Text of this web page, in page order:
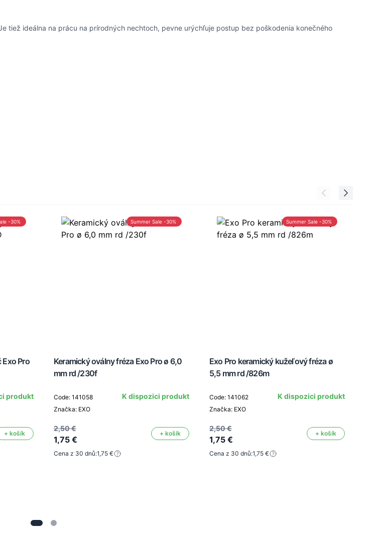
tiež ideálna na prácu na prírodných nechtoch, pevne urýchľuje postup bez poškodenia konečného
-30%
Pro
produkt
+ košík
Summer Sale -30%
Keramický oválny fréza Exo Pro ø 6,0
mm rd /230f
Code: 141058
Značka: EXO
K dispozici produkt
2,50 €
1,75 €
+ košík
Cena z 30 dnů:1,75 €
Summer Sale -30%
Exo Pro keramický kužeľový fréza ø
5,5 mm rd /826m
Code: 141062
Značka: EXO
K dispozici produkt
2,50 €
1,75 €
+ košík
Cena z 30 dnů:1,75 €